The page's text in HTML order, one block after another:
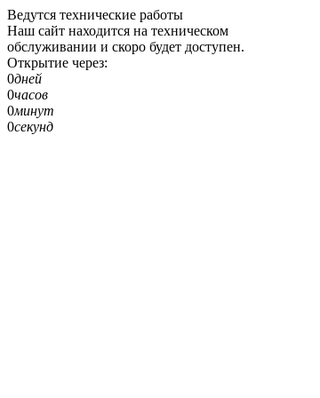
Ведутся технические работы
Наш сайт находится на техническом
обслуживании и скоро будет доступен.
Открытие через:
0дней
0часов
0минут
0секунд